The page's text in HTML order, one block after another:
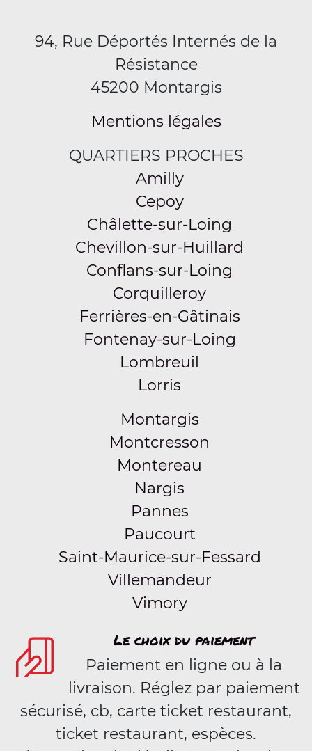
94, Rue Déportés Internés de la
Résistance
45200 Montargis
Mentions légales
QUARTIERS PROCHES
Amilly
Cepoy
Châlette-sur-Loing
Chevillon-sur-Huillard
Conflans-sur-Loing
Corquilleroy
Ferrières-en-Gâtinais
Fontenay-sur-Loing
Lombreuil
Lorris
Montargis
Montcresson
Montereau
Nargis
Pannes
Paucourt
Saint-Maurice-sur-Fessard
Villemandeur
Vimory
Le choix du paiement
Paiement en ligne ou à la
livraison. Réglez par paiement
sécurisé, cb, carte ticket restaurant,
ticket restaurant, espèces.